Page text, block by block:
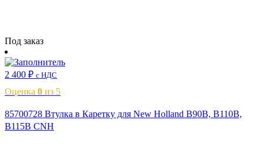
Под заказ
2 400 ₽ с НДС
Оценка 0 из 5
85700728 Втулка в Каретку для New Holland B90B, B110B,
B115B CNH